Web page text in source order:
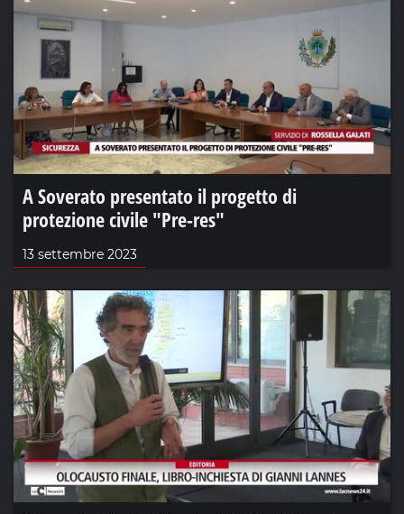
A Soverato presentato il progetto di
protezione civile "Pre-res"
13 settembre 2023